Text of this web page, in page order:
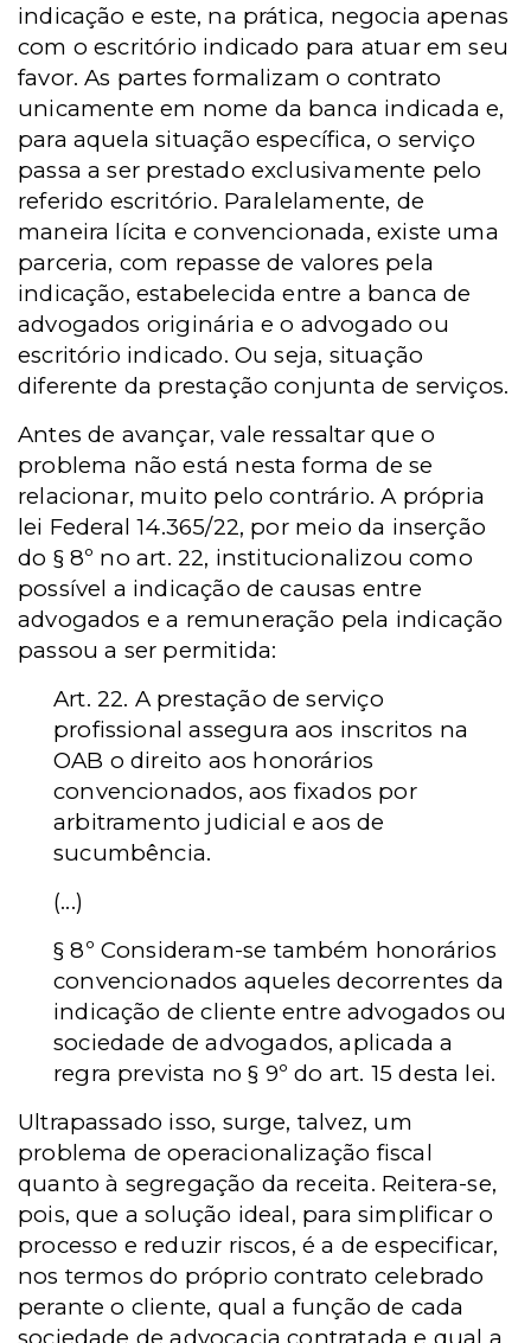
indicação e este, na prática, negocia apenas
com o escritório indicado para atuar em seu
favor. As partes formalizam o contrato
unicamente em nome da banca indicada e,
para aquela situação específica, o serviço
passa a ser prestado exclusivamente pelo
referido escritório. Paralelamente, de
maneira lícita e convencionada, existe uma
parceria, com repasse de valores pela
indicação, estabelecida entre a banca de
advogados originária e o advogado ou
escritório indicado. Ou seja, situação
diferente da prestação conjunta de serviços.
Antes de avançar, vale ressaltar que o
problema não está nesta forma de se
relacionar, muito pelo contrário. A própria
lei Federal 14.365/22, por meio da inserção
do § 8º no art. 22, institucionalizou como
possível a indicação de causas entre
advogados e a remuneração pela indicação
passou a ser permitida:
Art. 22. A prestação de serviço
profissional assegura aos inscritos na
OAB o direito aos honorários
convencionados, aos fixados por
arbitramento judicial e aos de
sucumbência.
(...)
§ 8º Consideram-se também honorários
convencionados aqueles decorrentes da
indicação de cliente entre advogados ou
sociedade de advogados, aplicada a
regra prevista no § 9º do art. 15 desta lei.
Ultrapassado isso, surge, talvez, um
problema de operacionalização fiscal
quanto à segregação da receita. Reitera-se,
pois, que a solução ideal, para simplificar o
processo e reduzir riscos, é a de especificar,
nos termos do próprio contrato celebrado
perante o cliente, qual a função de cada